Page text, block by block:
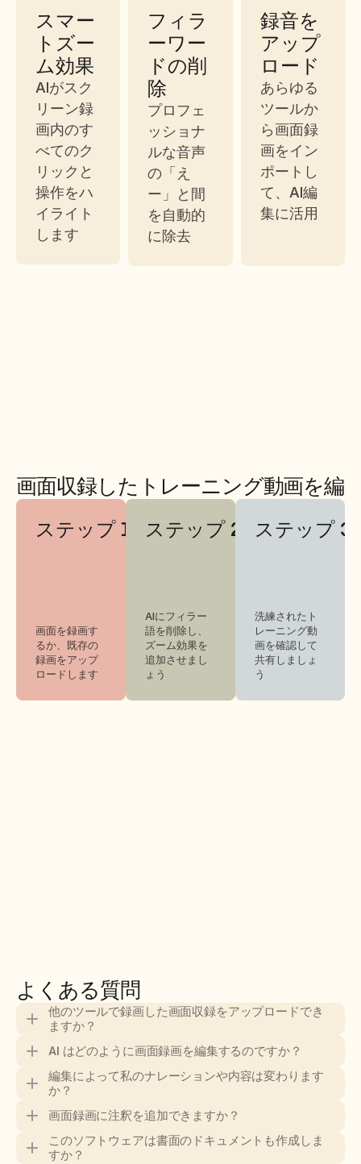
スマー
トズー
ム効果
AIがスク
リーン録
画内のす
べてのク
リックと
操作をハ
イライト
します
フィラ
ーワー
ドの削
除
プロフェ
ッショナ
ルな音声
の「え
ー」と間
を自動的
に除去
録音を
アップ
ロード
あらゆる
ツールか
ら画面録
画をイン
ポートし
て、AI編
集に活用
画面収録したトレーニング動画を編
ステップ 1
画面を録画す
るか、既存の
録画をアップ
ロードします
ステップ 2
AIにフィラー
語を削除し、
ズーム効果を
追加させまし
ょう
ステップ 3
洗練されたト
レーニング動
画を確認して
共有しましょ
う
よくある質問
他のツールで録画した画面収録をアップロードでき
ますか？
AI はどのように画面録画を編集するのですか？
編集によって私のナレーションや内容は変わります
か？
画面録画に注釈を追加できますか？
このソフトウェアは書面のドキュメントも作成しま
すか？